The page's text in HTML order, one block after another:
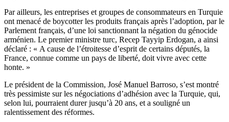
Par ailleurs, les entreprises et groupes de consommateurs en Turquie
ont menacé de boycotter les produits français après l’adoption, par le
Parlement français, d’une loi sanctionnant la négation du génocide
arménien. Le premier ministre turc, Recep Tayyip Erdogan, a ainsi
déclaré : « A cause de l’étroitesse d’esprit de certains députés, la
France, connue comme un pays de liberté, doit vivre avec cette
honte. »
Le président de la Commission, José Manuel Barroso, s’est montré
très pessimiste sur les négociations d’adhésion avec la Turquie, qui,
selon lui, pourraient durer jusqu’à 20 ans, et a souligné un
ralentissement des réformes.